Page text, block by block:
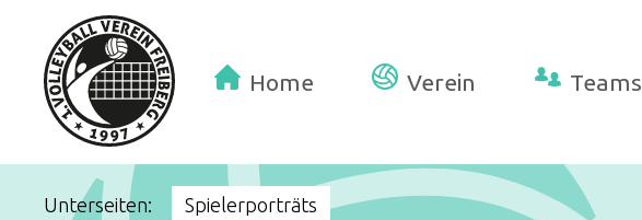
Home Verein Teams
Unterseiten: Spielerporträts